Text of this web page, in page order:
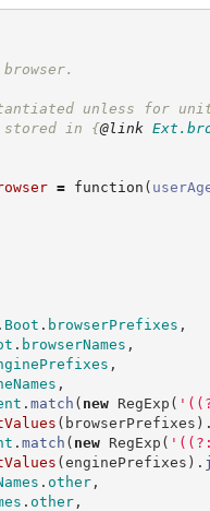
unless for
stored in {@link
= function (
. Boot . browserPrefixes ,
. browserNames ,
,
,
. match ( new RegExp ( '
( browserPrefixes )
. match ( new RegExp ( '
(enginePrefixes ) .
. other,
. other,